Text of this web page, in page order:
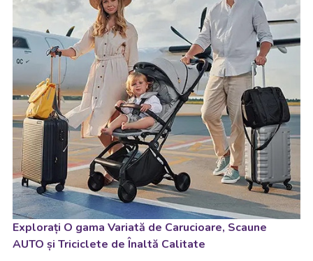
Explorați O gama Variată de Carucioare, Scaune
AUTO și Triciclete de Înaltă Calitate